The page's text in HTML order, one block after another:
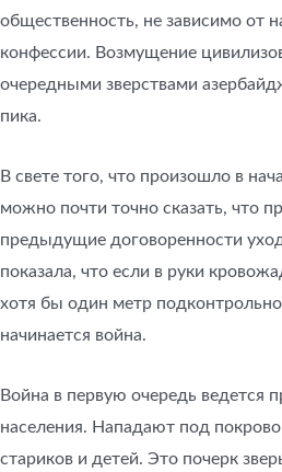
общественность, не зависимо от
конфессии. Возмущение
очередными зверствами
пика.
В свете того, что произошло в
можно почти точно сказать, что
предыдущие договоренности
показала, что если в руки
хотя бы один метр
начинается война.
Война в первую очередь ведется
населения. Нападают под
стариков и детей. Это почерк